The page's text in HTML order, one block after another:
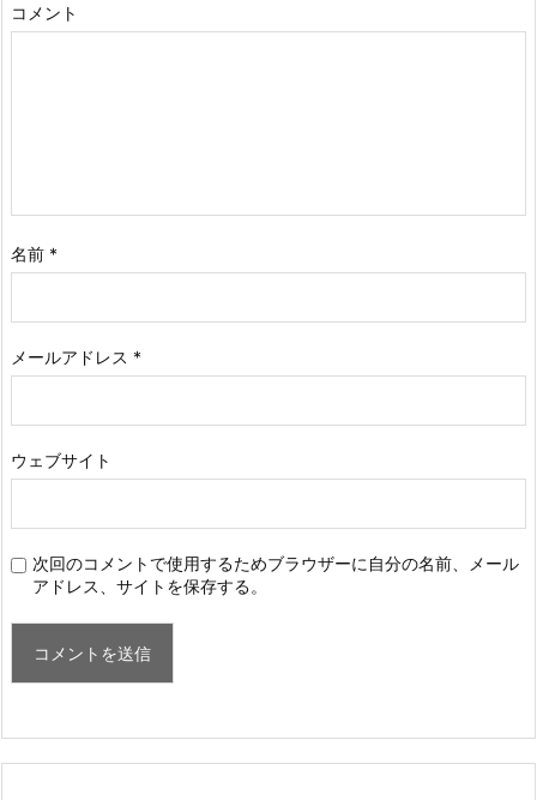
コメント
名前 *
メールアドレス *
ウェブサイト
次回のコメントで使用するためブラウザーに自分の名前、メール
アドレス、サイトを保存する。